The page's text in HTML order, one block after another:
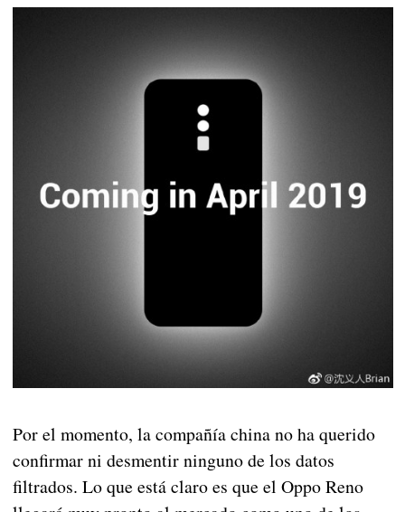
Por el momento, la compañía china no ha querido
confirmar ni desmentir ninguno de los datos
filtrados. Lo que está claro es que el Oppo Reno